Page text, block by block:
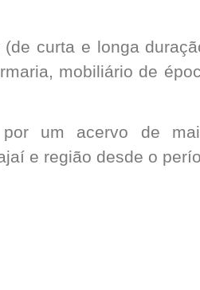
curta e longa
mobiliário de
um acervo de
e região desde o